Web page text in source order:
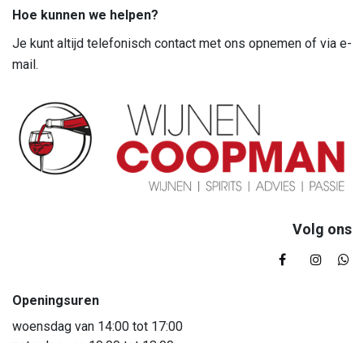
Hoe kunnen we helpen?
Je kunt altijd telefonisch contact met ons opnemen of via e-
mail.
Volg ons
Openingsuren
woensdag van 14:00 tot 17:00